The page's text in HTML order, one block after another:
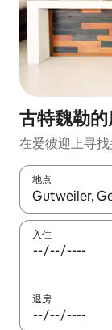
古特魏勒
在爱彼迎上寻
地点
如有搜索结果
入住
退房